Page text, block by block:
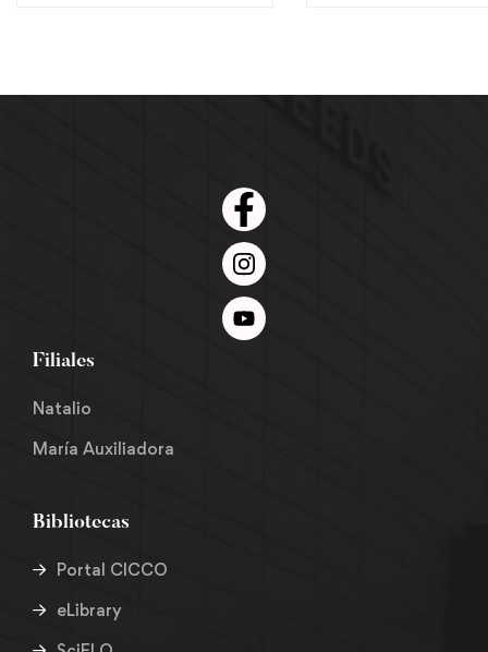
Filiales
Natalio
María Auxiliadora
Bibliotecas
Portal CICCO
eLibrary